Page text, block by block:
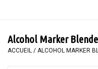
PEINTURE
Alcohol Marker
ACCUEIL / ALCOHOL MARKER